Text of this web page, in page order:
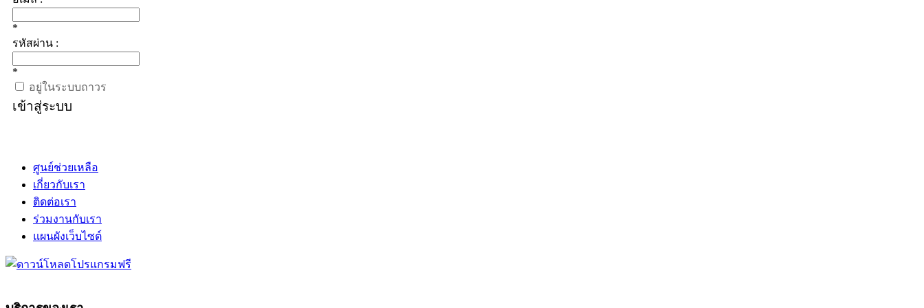
*
รหัสผ่าน :
*
อยู่ในระบบถาวร
เข้าสู่ระบบ
ศูนย์ช่วยเหลือ
เกี่ยวกับเรา
ติดต่อเรา
ร่วมงานกับเรา
แผนผังเว็บไซต์